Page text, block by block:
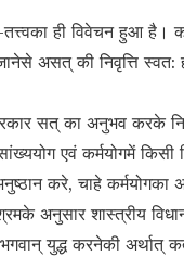
ही विवेचन हुआ है।
असत् की निवृत्ति स्वत:
सत् का अनुभव करके
एवं कर्मयोगमें
करे, चाहे कर्मयोगका
अनुसार शास्त्रीय
युद्ध करनेकी अर्थात्